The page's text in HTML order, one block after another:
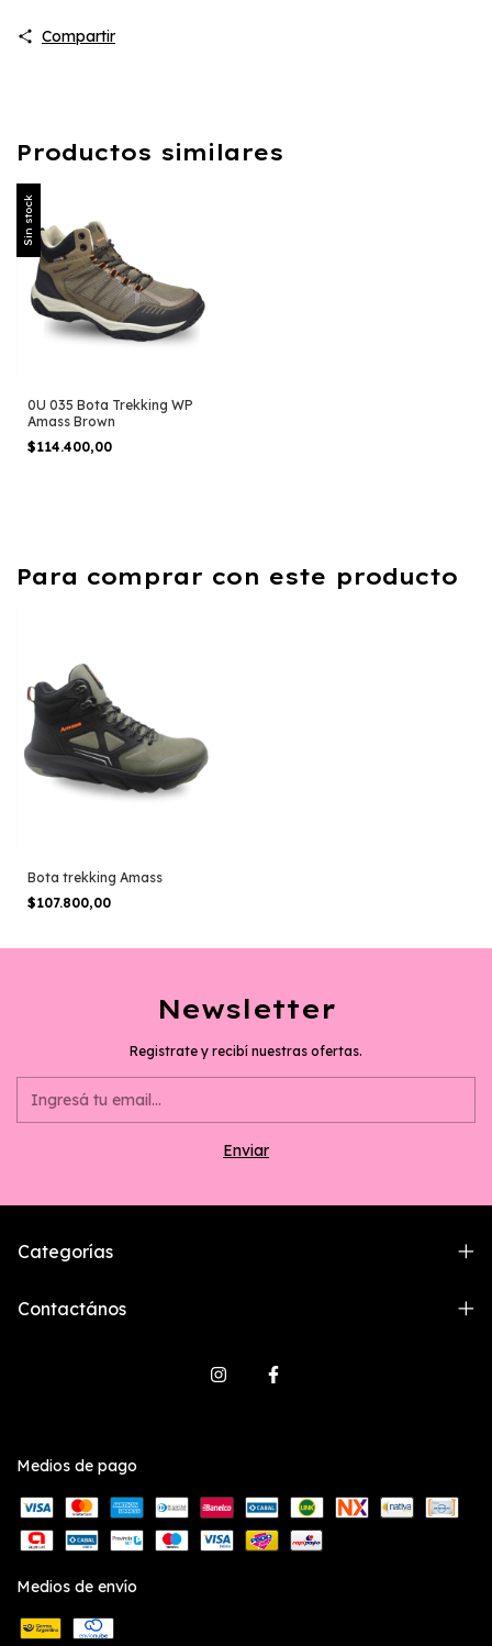
Compartir
Productos similares
Sin stock
0U 035 Bota Trekking WP
Amass Brown
$114.400,00
Para comprar con este producto
Bota trekking Amass
$107.800,00
Newsletter
Registrate y recibí nuestras ofertas.
Categorías
Contactános
Medios de pago
Medios de envío